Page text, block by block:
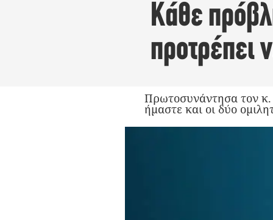
Κάθε
προτρέπει
Πρωτοσυνάντησα τον κ.
ήμαστε και οι δύο